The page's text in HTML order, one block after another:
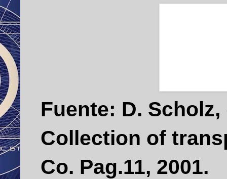
Fuente: D.
Collection of
Co. Pag.11, 2001.